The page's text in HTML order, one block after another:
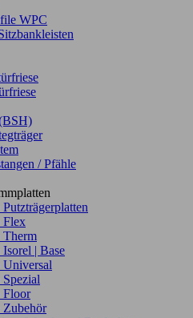
WPC
/ Pfähle
Putzträgerplatten
Flex
Therm
Isorel | Base
Universal
Spezial
Floor
Zubehör